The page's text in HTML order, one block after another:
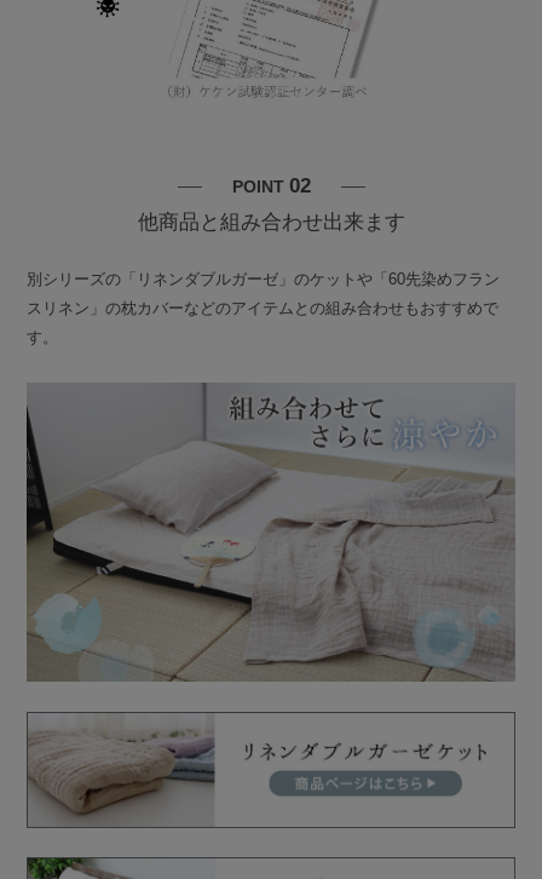
POINT 02
他商品と組み合わせ出来ます
別シリーズの「リネンダブルガーゼ」のケットや「60先染めフラン
スリネン」の枕カバーなどのアイテムとの組み合わせもおすすめで
す。